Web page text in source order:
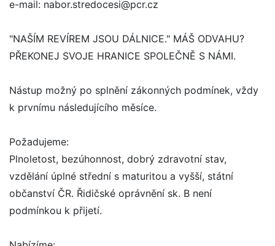
e-mail: nabor.stredocesi@pcr.cz
"NAŠÍM REVÍREM JSOU DÁLNICE." MÁŠ ODVAHU?
PŘEKONEJ SVOJE HRANICE SPOLEČNĚ S NÁMI.
Nástup možný po splnění zákonných podmínek, vždy
k prvnímu následujícího měsíce.
Požadujeme:
Plnoletost, bezúhonnost, dobrý zdravotní stav,
vzdělání úplné střední s maturitou a vyšší, státní
občanství ČR. Řidičské oprávnění sk. B není
podmínkou k přijetí.